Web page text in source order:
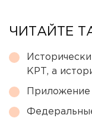
ЧИТАЙТЕ
КРТ, а